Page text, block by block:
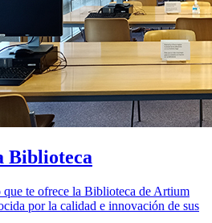
Biblioteca
te ofrece la Biblioteca de Artium
por la calidad e innovación de sus